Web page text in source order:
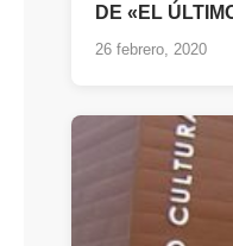
DE «EL
26 febrero, 2020